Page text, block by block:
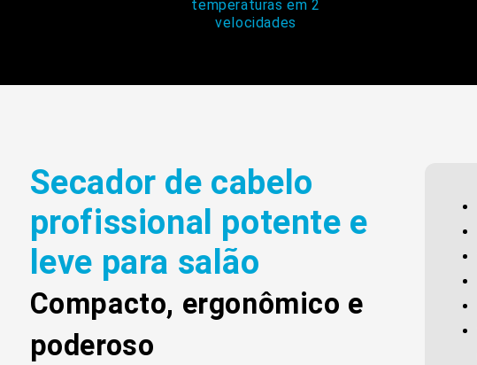
temperaturas em 2
velocidades
Secador de cabelo
profissional potente e
leve para salão
Compacto, ergonômico e
poderoso